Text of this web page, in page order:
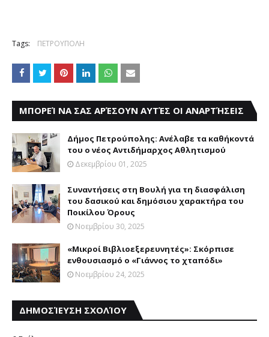
Tags: ΠΕΤΡΟΥΠΟΛΗ
ΜΠΟΡΕΊ ΝΑ ΣΑΣ ΑΡΈΣΟΥΝ ΑΥΤΈΣ ΟΙ ΑΝΑΡΤΉΣΕΙΣ
Δήμος Πετρούπολης: Ανέλαβε τα καθήκοντά
του ο νέος Αντιδήμαρχος Αθλητισμού
Δεκεμβρίου 01, 2025
Συναντήσεις στη Βουλή για τη διασφάλιση
του δασικού και δημόσιου χαρακτήρα του
Ποικίλου Όρους
Νοεμβρίου 30, 2025
«Μικροί Βιβλιοεξερευνητές»: Σκόρπισε
ενθουσιασμό ο «Γιάννος το χταπόδι»
Νοεμβρίου 24, 2025
ΔΗΜΟΣΊΕΥΣΗ ΣΧΟΛΊΟΥ